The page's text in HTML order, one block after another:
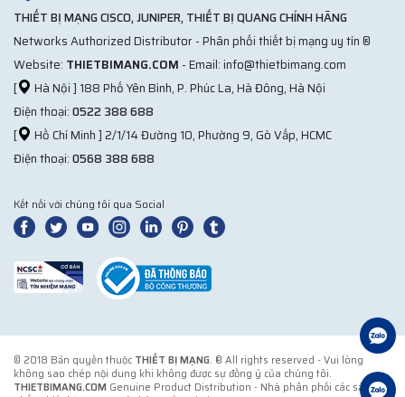
THIẾT BỊ MẠNG CISCO, JUNIPER, THIẾT BỊ QUANG CHÍNH HÃNG
Networks Authorized Distributor - Phân phối thiết bị mạng uy tín ®
Website: THIETBIMANG.COM - Email: info@thietbimang.com
[
Hà Nội ] 188 Phố Yên Bình, P. Phúc La, Hà Đông, Hà Nội
Điện thoại:0522 388 688
[
Hồ Chí Minh ] 2/1/14 Đường 10, Phường 9, Gò Vấp, HCMC
Điện thoại:0568 388 688
Kết nối với chúng tôi qua Social
© 2018 Bản quyền thuộc THIẾT BỊ MẠNG. ® All rights reserved - Vui lòng
không sao chép nội dung khi không được sự đồng ý của chúng tôi.
THIETBIMANG.COM Genuine Product Distribution - Nhà phân phối các sản